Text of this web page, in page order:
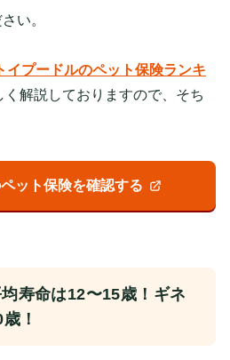
い。
トイプードルのペット保険ランキ
く解説しておりますので、そち
ット保険を確認する
寿命は12〜15歳！ギネ
！